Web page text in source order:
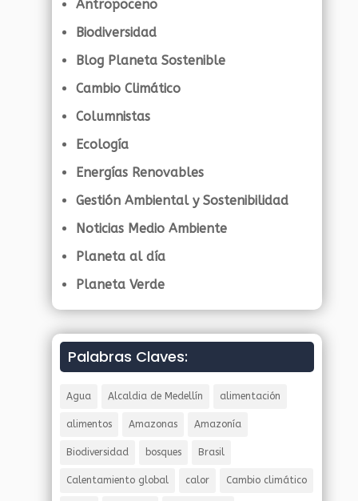
Antropoceno
Biodiversidad
Blog Planeta Sostenible
Cambio Climático
Columnistas
Ecología
Energías Renovables
Gestión Ambiental y Sostenibilidad
Noticias Medio Ambiente
Planeta al día
Planeta Verde
Palabras Claves:
Agua Alcaldia de Medellín alimentación
alimentos Amazonas Amazonía
Biodiversidad bosques Brasil
Calentamiento global calor Cambio climático